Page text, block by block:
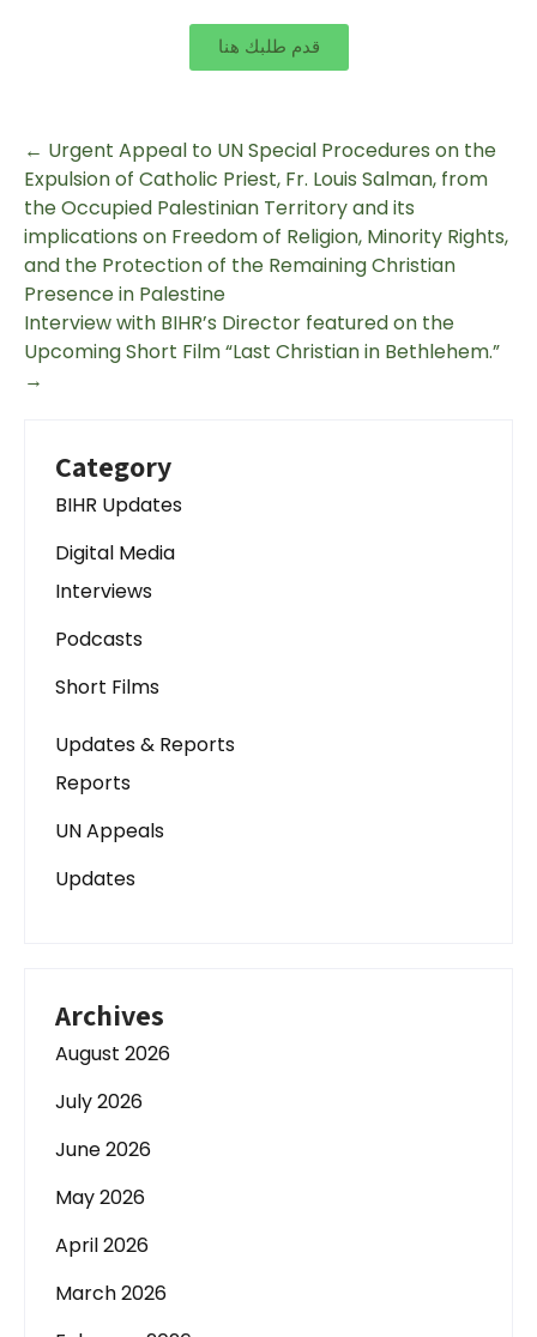
قدم طلبك هنا
← Urgent Appeal to UN Special Procedures on the
Expulsion of Catholic Priest, Fr. Louis Salman, from
the Occupied Palestinian Territory and its
implications on Freedom of Religion, Minority Rights,
and the Protection of the Remaining Christian
Presence in Palestine
Interview with BIHR’s Director featured on the
Upcoming Short Film “Last Christian in Bethlehem.”
→
Category
BIHR Updates
Digital Media
Interviews
Podcasts
Short Films
Updates & Reports
Reports
UN Appeals
Updates
Archives
August 2026
July 2026
June 2026
May 2026
April 2026
March 2026